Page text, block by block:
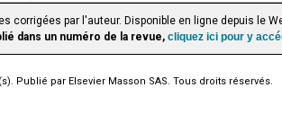
corrigées par l'auteur. Disponible en ligne depuis le
dans un numéro de la revue, cliquez ici pour y
Publié par Elsevier Masson SAS. Tous droits réservés.